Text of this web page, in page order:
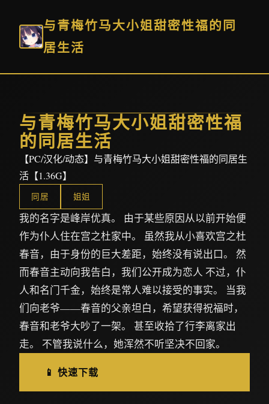
与青梅竹马大小姐甜密性福的同
居生活
与青梅竹马大小姐甜密性福
的同居生活
【PC/汉化/动态】与青梅竹马大小姐甜密性福的同居生
活【1.36G】
同居 姐姐
我的名字是峰岸优真。 由于某些原因从以前开始便
作为仆人住在宫之杜家中。 虽然我从小喜欢宫之杜
春音，由于身份的巨大差距，始终没有说出口。 然
而春音主动向我告白，我们公开成为恋人 不过，仆
人和名门千金，始终是常人难以接受的事实。 当我
们向老爷——春音的父亲坦白，希望获得祝福时，
春音和老爷大吵了一架。 甚至收拾了行李离家出
走。 不管我说什么，她浑然不听坚决不回家。
📱 快速下载